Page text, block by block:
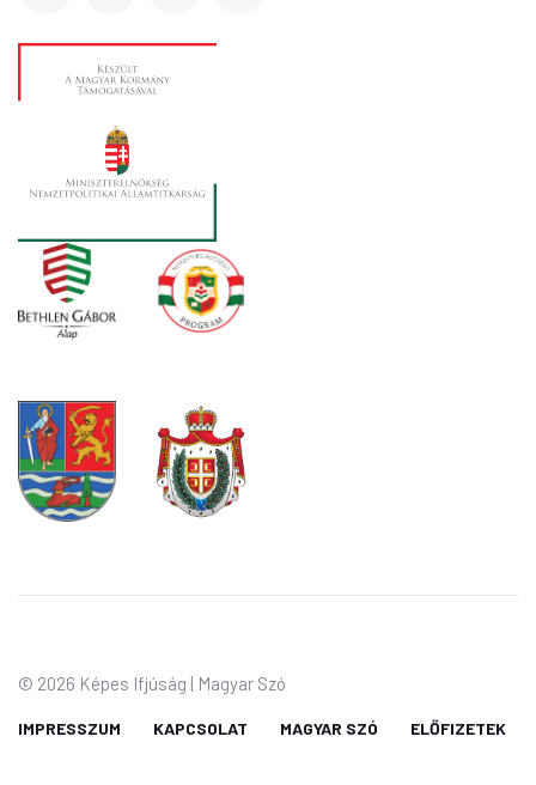
© 2026 Képes Ifjúság | Magyar Szó
IMPRESSZUM KAPCSOLAT MAGYAR SZÓ ELŐFIZETEK